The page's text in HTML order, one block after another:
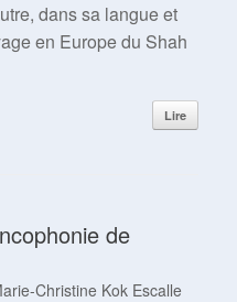
dans sa langue et
en Europe du Shah
Lire
de
Christine Kok Escalle